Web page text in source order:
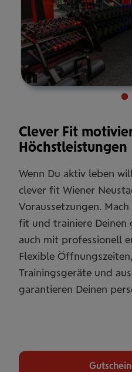
Clever Fit
Höchstleistungen
Wenn Du aktiv leben
clever fit Wiener
Voraussetzungen.
fit und trainiere Deinen
auch mit professionell
Flexible
Trainingsgeräte und
garantieren Deinen